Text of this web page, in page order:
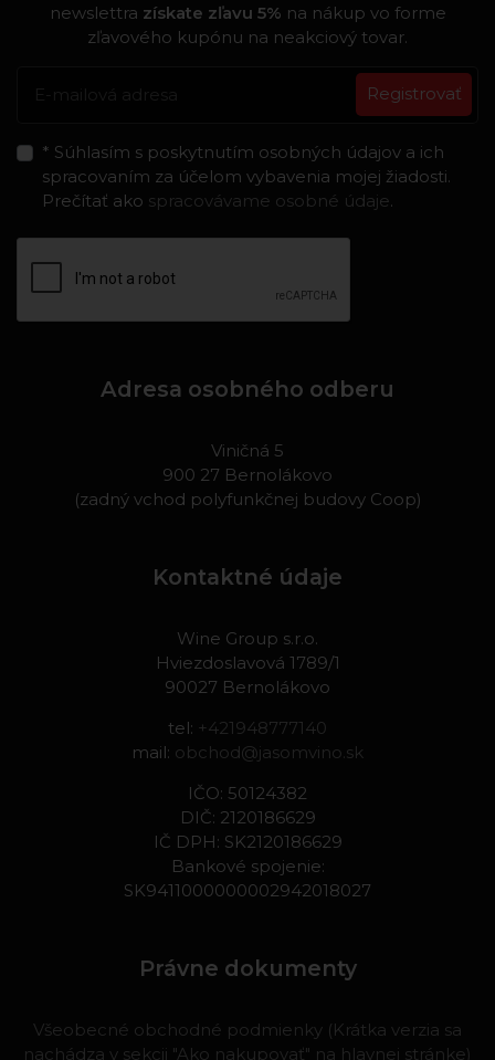
newslettra získate zľavu 5% na nákup vo forme
zľavového kupónu na neakciový tovar.
Registrovať
* Súhlasím s poskytnutím osobných údajov a ich
spracovaním za účelom vybavenia mojej žiadosti.
Prečítať ako spracovávame osobné údaje.
Adresa osobného odberu
Viničná 5
900 27 Bernolákovo
(zadný vchod polyfunkčnej budovy Coop)
Kontaktné údaje
Wine Group s.r.o.
Hviezdoslavová 1789/1
90027 Bernolákovo
tel: +421948777140
mail: obchod@jasomvino.sk
IČO: 50124382
DIČ: 2120186629
IČ DPH: SK2120186629
Bankové spojenie:
SK9411000000002942018027
Právne dokumenty
Všeobecné obchodné podmienky (Krátka verzia sa
nachádza v sekcii "Ako nakupovať" na hlavnej stránke)